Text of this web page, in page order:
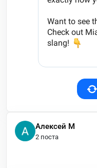
Алексей М
2 поста